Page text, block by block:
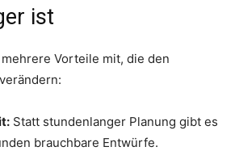
ist
Vorteile mit, die den
Statt stundenlanger Planung gibt es
brauchbare Entwürfe.